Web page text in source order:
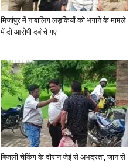
मिर्जापुर में नाबालिग लड़कियों को भगाने के मामले
में दो आरोपी दबोचे गए
बिजली चेकिंग के दौरान जेई से अभद्रता, जान से